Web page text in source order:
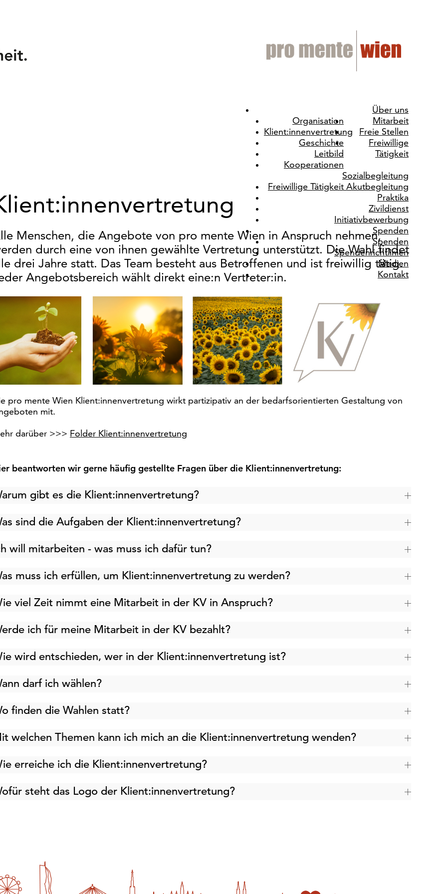
Über uns
Organisation
Klient:innenvertretung
Geschichte
Leitbild
Kooperationen
Mitarbeit
Freie Stellen
Freiwillige
Tätigkeit
Sozialbegleitung
Freiwillige Tätigkeit Akutbegleitung
Praktika
Zivildienst
Initiativbewerbung
Spenden
Spenden
Spendenrichtlinien
Medien
Kontakt
Menschen, die Angebote von pro mente Wien in Anspruch nehmen,
durch eine von ihnen gewählte Vertretung unterstützt. Die Wahl findet
drei Jahre statt. Das Team besteht aus Betroffenen und ist freiwillig tätig.
Angebotsbereich wählt direkt eine:n Vertreter:in.
pro mente Wien Klient:innenvertretung wirkt partizipativ an der bedarfsorientierten Gestaltung von
mit.
darüber >>> Folder Klient:innenvertretung
beantworten wir gerne häufig gestellte Fragen über die Klient:innenvertretung:
gibt es die Klient:innenvertretung?
sind die Aufgaben der Klient:innenvertretung?
will mitarbeiten - was muss ich dafür tun?
muss ich erfüllen, um Klient:innenvertretung zu werden?
viel Zeit nimmt eine Mitarbeit in der KV in Anspruch?
ich für meine Mitarbeit in der KV bezahlt?
wird entschieden, wer in der Klient:innenvertretung ist?
darf ich wählen?
finden die Wahlen statt?
welchen Themen kann ich mich an die Klient:innenvertretung wenden?
erreiche ich die Klient:innenvertretung?
steht das Logo der Klient:innenvertretung?